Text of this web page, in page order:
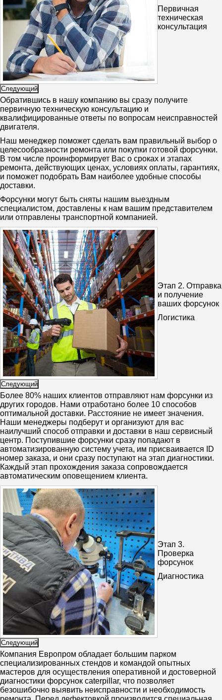
Первичная
техническая
консультация
Следующий
Обратившись в нашу компанию вы сразу получите
первичную техническую консультацию и
квалифицированные ответы по вопросам неисправностей
двигателя.
Наш менеджер поможет сделать вам правильный выбор о
целесообразности ремонта или покупки готовой форсунки.
В том числе проинформирует Вас о сроках и этапах
ремонта, действующих ценах, условиях оплаты, гарантиях,
и поможет подобрать Вам наиболее удобные способы
доставки.
Форсунки могут быть сняты нашим выездным
специалистом, доставлены к нам вашим представителем
или отправлены транспортной компанией.
Этап 2. Отправка
и получение
ваших форсунок
Логистика
Следующий
Более 80% наших клиентов отправляют нам форсунки из
других городов. Нами отработано более 10 способов
оптимальной доставки. Расстояние не имеет значения.
Наши менеджеры подберут и организуют для вас
наилучший способ отправки и доставки в наш сервисный
центр. Поступившие форсунки сразу попадают в
автоматизированную систему учета, им присваивается ID
номер заказа, и они сразу поступают на этап диагностики.
Каждый этап прохождения заказа сопровождается
автоматическим оповещением клиента.
Этап 3.
Проверка
форсунок
Диагностика
Следующий
Компания Европром обладает большим парком
специализированных стендов и командой опытных
мастеров для осуществления оперативной и достоверной
диагностики форсунок caterpillar, что позволяет
безошибочно выявить неисправности и необходимость